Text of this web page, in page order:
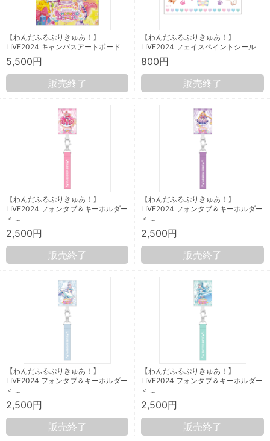
【わんだふるぷりきゅあ！】
LIVE2024 キャンバスアートボード
5,500円
販売終了
【わんだふるぷりきゅあ！】
LIVE2024 フェイスペイントシール
800円
販売終了
【わんだふるぷりきゅあ！】
LIVE2024 フォンタブ＆キーホルダー
＜ …
2,500円
販売終了
【わんだふるぷりきゅあ！】
LIVE2024 フォンタブ＆キーホルダー
＜ …
2,500円
販売終了
【わんだふるぷりきゅあ！】
LIVE2024 フォンタブ＆キーホルダー
＜ …
2,500円
販売終了
【わんだふるぷりきゅあ！】
LIVE2024 フォンタブ＆キーホルダー
＜ …
2,500円
販売終了